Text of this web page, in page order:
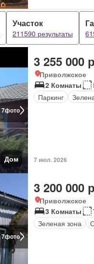
Участок
211590 результаты
7фото
Дом
3 255 000
Приволжское
2 Комнаты
Паркинг
7 июл. 2026
7фото
3 200 000
Приволжское
3 Комнаты
Зеленая зона